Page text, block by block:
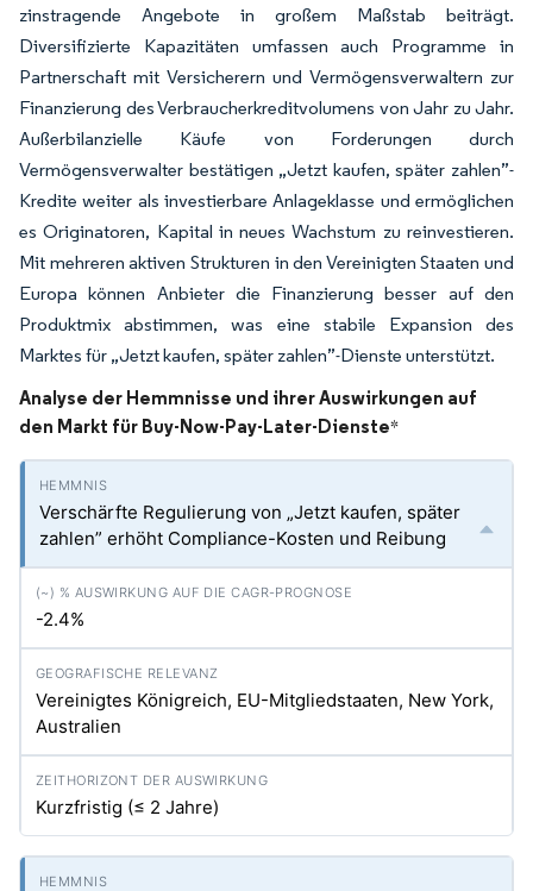
zinstragende Angebote in großem Maßstab beiträgt.
Diversifizierte Kapazitäten umfassen auch Programme in
Partnerschaft mit Versicherern und Vermögensverwaltern zur
Finanzierung des Verbraucherkreditvolumens von Jahr zu Jahr.
Außerbilanzielle Käufe von Forderungen durch
Vermögensverwalter bestätigen „Jetzt kaufen, später zahlen”-
Kredite weiter als investierbare Anlageklasse und ermöglichen
es Originatoren, Kapital in neues Wachstum zu reinvestieren.
Mit mehreren aktiven Strukturen in den Vereinigten Staaten und
Europa können Anbieter die Finanzierung besser auf den
Produktmix abstimmen, was eine stabile Expansion des
Marktes für „Jetzt kaufen, später zahlen”-Dienste unterstützt.
Analyse der Hemmnisse und ihrer Auswirkungen auf
den Markt für Buy-Now-Pay-Later-Dienste*
Verschärfte Regulierung von „Jetzt kaufen, später
zahlen” erhöht Compliance-Kosten und Reibung
-2.4%
Vereinigtes Königreich, EU-Mitgliedstaaten, New York,
Australien
Kurzfristig (≤ 2 Jahre)